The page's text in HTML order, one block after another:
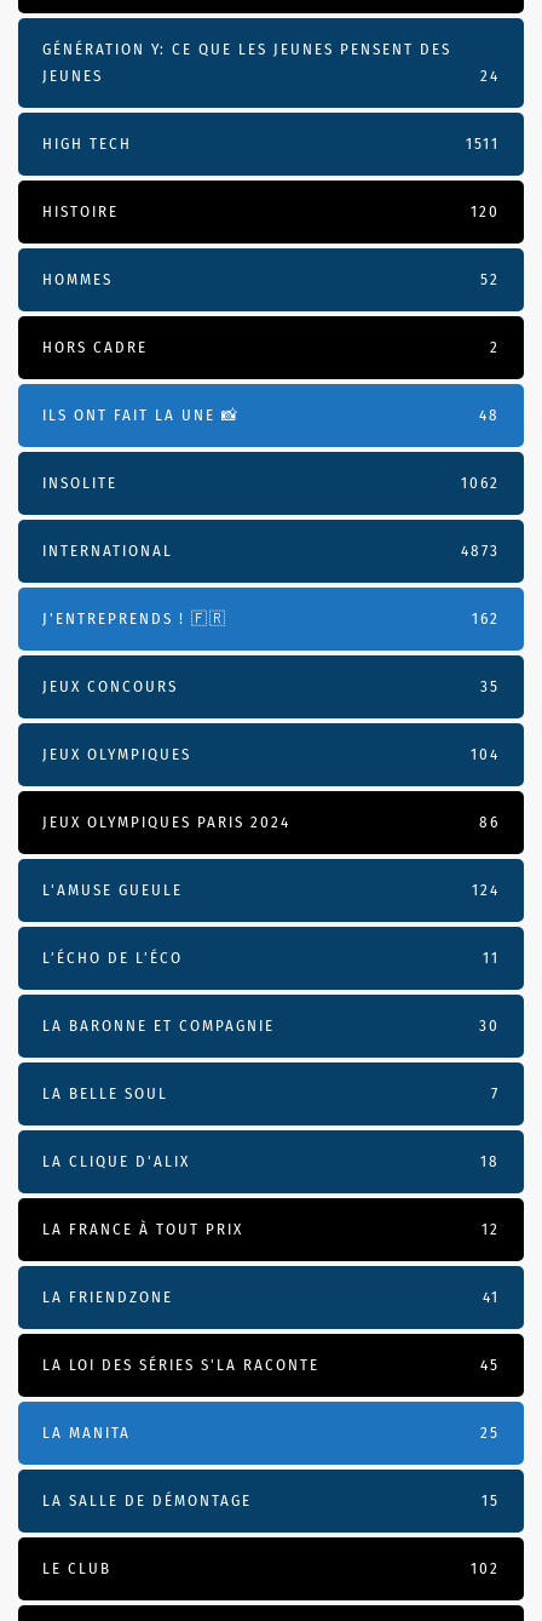
GÉNÉRATION Y: CE QUE LES JEUNES PENSENT DES
JEUNES
24
HIGH TECH 1511
HISTOIRE 120
HOMMES 52
HORS CADRE 2
ILS ONT FAIT LA UNE 📸 48
INSOLITE 1062
INTERNATIONAL 4873
J'ENTREPRENDS ! 🇫🇷 162
JEUX CONCOURS 35
JEUX OLYMPIQUES 104
JEUX OLYMPIQUES PARIS 2024 86
L'AMUSE GUEULE 124
L’ÉCHO DE L’ÉCO 11
LA BARONNE ET COMPAGNIE 30
LA BELLE SOUL 7
LA CLIQUE D'ALIX 18
LA FRANCE À TOUT PRIX 12
LA FRIENDZONE 41
LA LOI DES SÉRIES S'LA RACONTE 45
LA MANITA 25
LA SALLE DE DÉMONTAGE 15
LE CLUB 102